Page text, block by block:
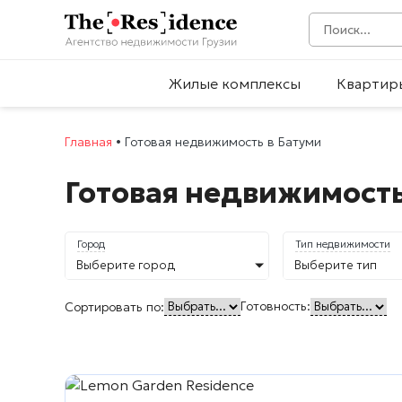
Жилые комплексы
Главная • Готовая недвижимость в Батуми
Готовая
Город
Выберите город
Тип недвижимости
Выберите тип
Сортировать по: Готовность: